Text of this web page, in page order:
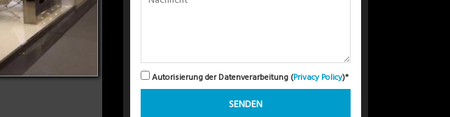
Autorisierung der Datenverarbeitung (Privacy Policy)*